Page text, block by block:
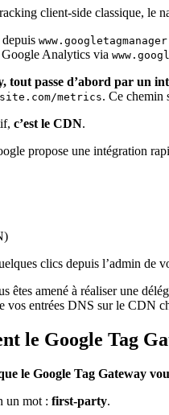
client-side classique, le
Google Analytics via
tout passe d’abord par un
metrics. Ce chemin
c’est le CDN.
propose une intégration
clics depuis l’admin
êtes amené à réaliser une
vos entrées DNS sur le CDN
le Google Tag
le Google Tag Gateway
un mot : first-party.